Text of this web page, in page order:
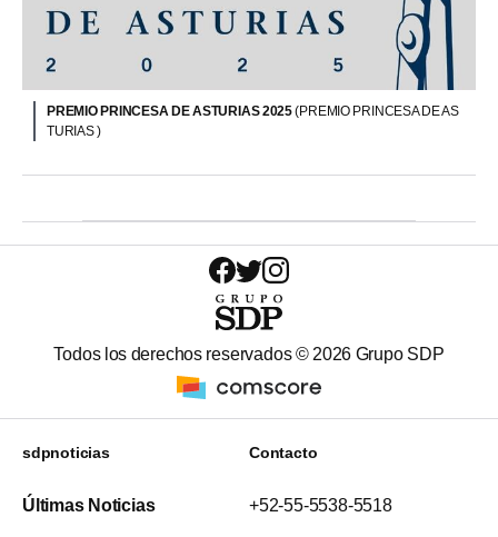
PREMIO PRINCESA DE ASTURIAS 2025(PREMIO PRINCESA DE AS
TURIAS )
Todos los derechos reservados ©2026 Grupo SDP
sdpnoticias
Últimas Noticias
Contacto
+52-55-5538-5518